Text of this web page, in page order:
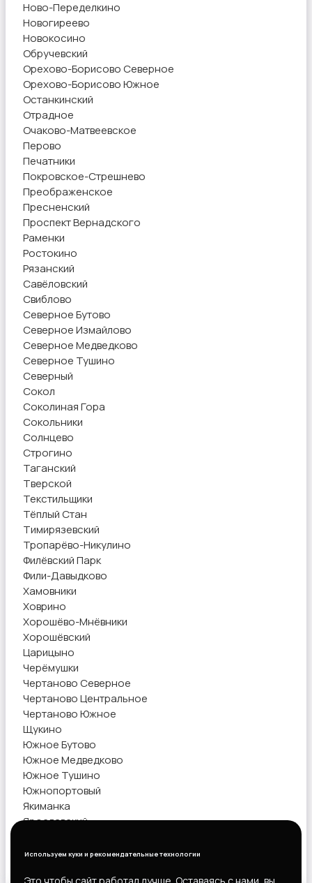
Используем куки и рекомендательные технологии
Ново-Переделкино
Новогиреево
Новокосино
Обручевский
Орехово-Борисово Северное
Орехово-Борисово Южное
Останкинский
Отрадное
Очаково-Матвеевское
Перово
Печатники
Покровское-Стрешнево
Преображенское
Пресненский
Проспект Вернадского
Раменки
Ростокино
Рязанский
Савёловский
Свиблово
Северное Бутово
Северное Измайлово
Северное Медведково
Северное Тушино
Северный
Сокол
Соколиная Гора
Сокольники
Солнцево
Строгино
Таганский
Тверской
Текстильщики
Тёплый Стан
Тимирязевский
Тропарёво-Никулино
Филёвский Парк
Фили-Давыдково
Хамовники
Ховрино
Хорошёво-Мнёвники
Хорошёвский
Царицыно
Черёмушки
Чертаново Северное
Чертаново Центральное
Чертаново Южное
Щукино
Южное Бутово
Южное Медведково
Южное Тушино
Южнопортовый
Якиманка
Ярославский
Показать объявления